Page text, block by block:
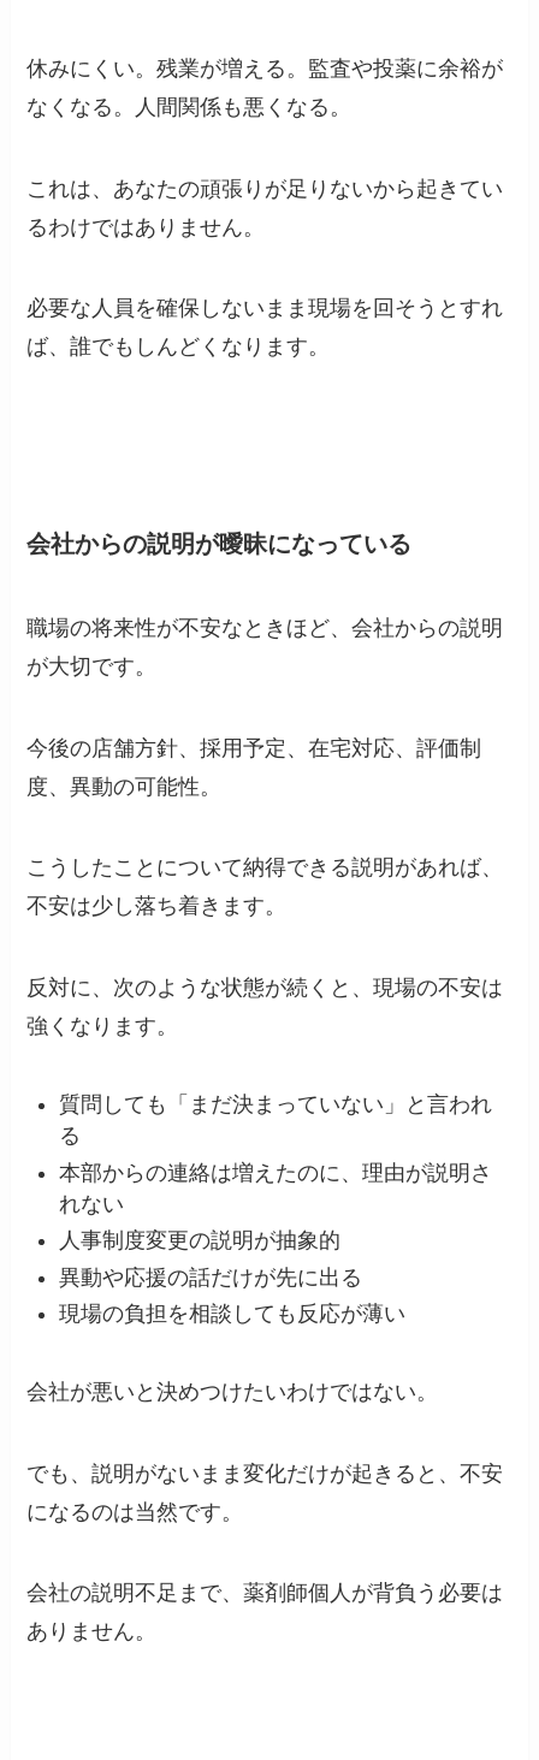
休みにくい。残業が増える。監査や投薬に余裕が
なくなる。人間関係も悪くなる。
これは、あなたの頑張りが足りないから起きてい
るわけではありません。
必要な人員を確保しないまま現場を回そうとすれ
ば、誰でもしんどくなります。
会社からの説明が曖昧になっている
職場の将来性が不安なときほど、会社からの説明
が大切です。
今後の店舗方針、採用予定、在宅対応、評価制
度、異動の可能性。
こうしたことについて納得できる説明があれば、
不安は少し落ち着きます。
反対に、次のような状態が続くと、現場の不安は
強くなります。
質問しても「まだ決まっていない」と言われ
る
本部からの連絡は増えたのに、理由が説明さ
れない
人事制度変更の説明が抽象的
異動や応援の話だけが先に出る
現場の負担を相談しても反応が薄い
会社が悪いと決めつけたいわけではない。
でも、説明がないまま変化だけが起きると、不安
になるのは当然です。
会社の説明不足まで、薬剤師個人が背負う必要は
ありません。